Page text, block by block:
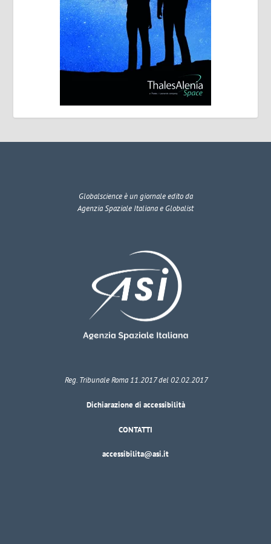
Globalscienceè un giornale edito da
Agenzia Spaziale Italiana e Globalist
Reg. Tribunale Roma 11.2017 del 02.02.2017
Dichiarazione di accessibilità
CONTATTI
accessibilita@asi.it